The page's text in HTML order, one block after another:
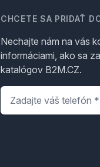
CHCETE SA PRIDAŤ
Nechajte nám na vás
informáciami, ako sa
katalógov B2M.CZ.
Telefón